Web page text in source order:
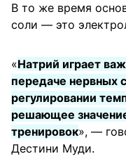
В то же время
соли — это
«Натрий играет
передаче нервных
регулировании
решающее
тренировок», —
Дестини Муди.